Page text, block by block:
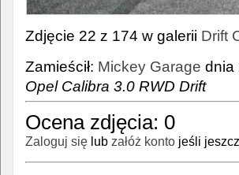
Zdjęcie 22 z 174 w galerii Drift
Zamieścił: Mickey Garage dnia
Opel Calibra 3.0 RWD Drift
Ocena zdjęcia: 0
Zaloguj się lub załóż konto jeśli